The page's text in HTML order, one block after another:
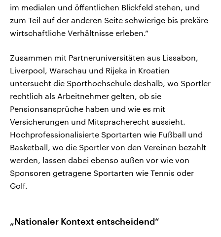
im medialen und öffentlichen Blickfeld stehen, und
zum Teil auf der anderen Seite schwierige bis prekäre
wirtschaftliche Verhältnisse erleben.“
Zusammen mit Partneruniversitäten aus Lissabon,
Liverpool, Warschau und Rijeka in Kroatien
untersucht die Sporthochschule deshalb, wo Sportler
rechtlich als Arbeitnehmer gelten, ob sie
Pensionsansprüche haben und wie es mit
Versicherungen und Mitspracherecht aussieht.
Hochprofessionalisierte Sportarten wie Fußball und
Basketball, wo die Sportler von den Vereinen bezahlt
werden, lassen dabei ebenso außen vor wie von
Sponsoren getragene Sportarten wie Tennis oder
Golf.
„Nationaler Kontext entscheidend“